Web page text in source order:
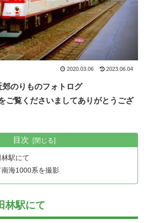
2020.03.06 2023.06.04
のりものフォトログ
ご覧くださいましてありがとうござ
目次
駅にて
海1000系を撮影
林駅にて